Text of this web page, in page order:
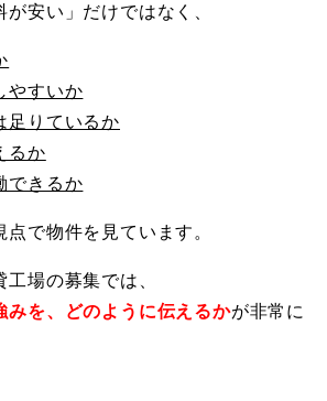
安い」だけではなく、
やすいか
足りているか
るか
できるか
で物件を見ています。
場の募集では、
みを、どのように伝えるかが非常に